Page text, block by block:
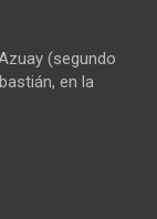
(segundo
en la